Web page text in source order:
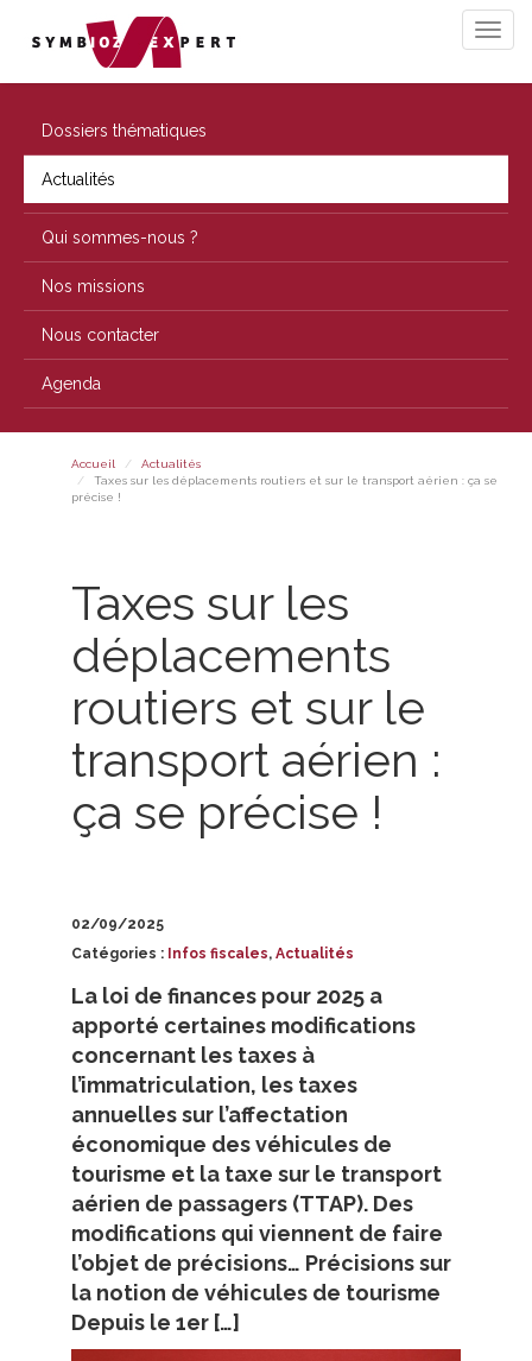
Dossiers thématiques
Actualités
Qui sommes-nous ?
Nos missions
Nous contacter
Agenda
Accueil
Actualités
Taxes sur les déplacements routiers et sur le transport aérien : ça se
précise !
Taxes sur les
déplacements
routiers et sur le
transport aérien :
ça se précise !
02/09/2025
Catégories : Infos fiscales, Actualités
La loi de finances pour 2025 a
apporté certaines modifications
concernant les taxes à
l’immatriculation, les taxes
annuelles sur l’affectation
économique des véhicules de
tourisme et la taxe sur le transport
aérien de passagers (TTAP). Des
modifications qui viennent de faire
l’objet de précisions… Précisions sur
la notion de véhicules de tourisme
Depuis le 1er […]